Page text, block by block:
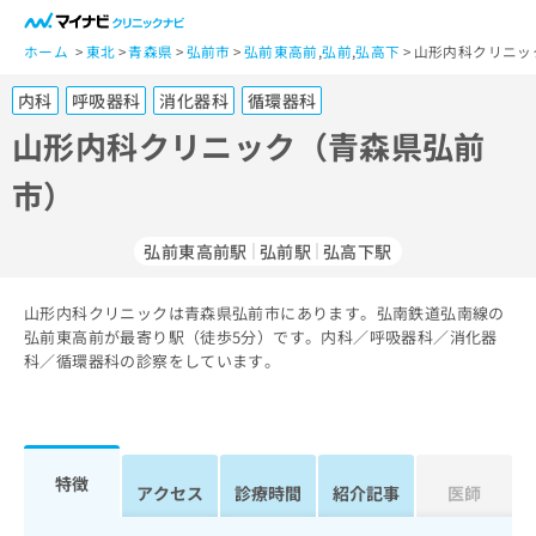
ホーム 東北 青森県 弘前市 弘前東高前,弘前,弘高下 山形内科クリニ
内科 呼吸器科 消化器科 循環器科
山形内科クリニック（青森県弘前
市）
弘前東高前駅 弘前駅 弘高下駅
山形内科クリニックは青森県弘前市にあります。弘南鉄道弘南線の
弘前東高前が最寄り駅（徒歩5分）です。内科／呼吸器科／消化器
科／循環器科の診察をしています。
特徴 アクセス 診療時間 紹介記事 医師
一
般
ー
ザ
ー
の
方
ら
ビ
医
係